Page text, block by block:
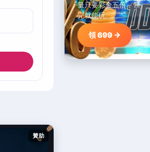
贊助
量只要彩金五倍，領
完就能玩。
領 699 →